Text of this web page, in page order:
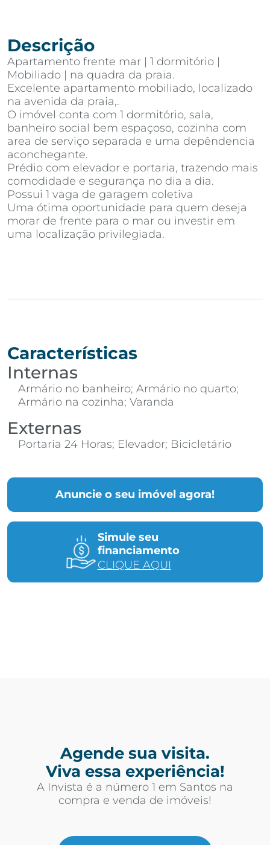
Descrição
Apartamento frente mar | 1 dormitório |
Mobiliado | na quadra da praia.
Excelente apartamento mobiliado, localizado
na avenida da praia,.
O imóvel conta com 1 dormitório, sala,
banheiro social bem espaçoso, cozinha com
area de serviço separada e uma depêndencia
aconchegante.
Prédio com elevador e portaria, trazendo mais
comodidade e segurança no dia a dia.
Possui 1 vaga de garagem coletiva
Uma ótima oportunidade para quem deseja
morar de frente para o mar ou investir em
uma localização privilegiada.
Anuncie o seu imóvel agora!
Simule seu
financiamento
CLIQUE AQUI
Características
Internas
Armário no banheiro; Armário no quarto;
Armário na cozinha; Varanda
Externas
Portaria 24 Horas; Elevador; Bicicletário
Agende sua visita.
Viva essa experiência!
A Invista é a número 1 em Santos na
compra e venda de imóveis!